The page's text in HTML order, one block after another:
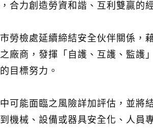
合力創造勞資和諧、互利雙贏的
勞檢處延續締結安全伙伴關係，
廠商，發揮「自護、互護、監護
目標努力。
可能面臨之風險詳加評估，並將
機械、設備或器具安全化、人員